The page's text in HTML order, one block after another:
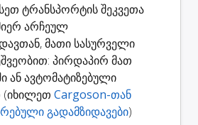
ტრანსპორტის შეკვეთა
არჩეულ
მათი სასურველი
პირდაპირ მათ
ან ავტომატიზებული
Cargoson-თან
გადამზიდავები)